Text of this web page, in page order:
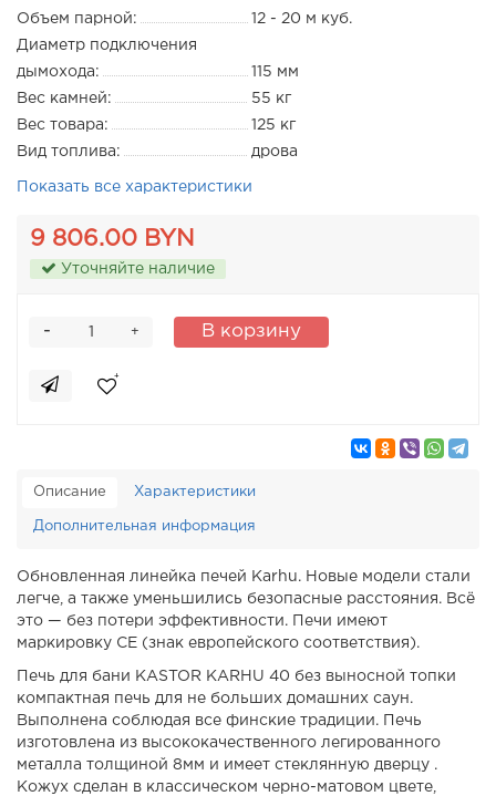
Объем парной:
12 - 20 м куб.
Диаметр подключения
дымохода:
115 мм
Вес камней:
55 кг
Вес товара:
125 кг
Вид топлива:
дрова
Показать все характеристики
9 806.00 BYN
Уточняйте наличие
+
- В корзину
Описание Характеристики
Дополнительная информация
Обновленная линейка печей Karhu. Новые модели стали
легче, а также уменьшились безопасные расстояния. Всё
это — без потери эффективности. Печи имеют
маркировку CE (знак европейского соответствия).
Печь для бани KASTOR KARHU 40 без выносной топки
компактная печь для не больших домашних саун.
Выполнена соблюдая все финские традиции. Печь
изготовлена из высококачественного легированного
металла толщиной 8мм и имеет стеклянную дверцу .
Кожух сделан в классическом черно-матовом цвете,